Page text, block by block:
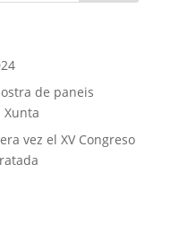
de paneis
Xunta
vez el XV Congreso